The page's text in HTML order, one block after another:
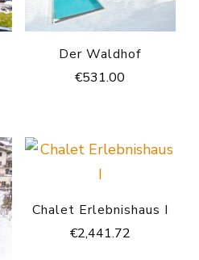
Der Waldhof
€531.00
Chalet Erlebnishaus I
€2,441.72